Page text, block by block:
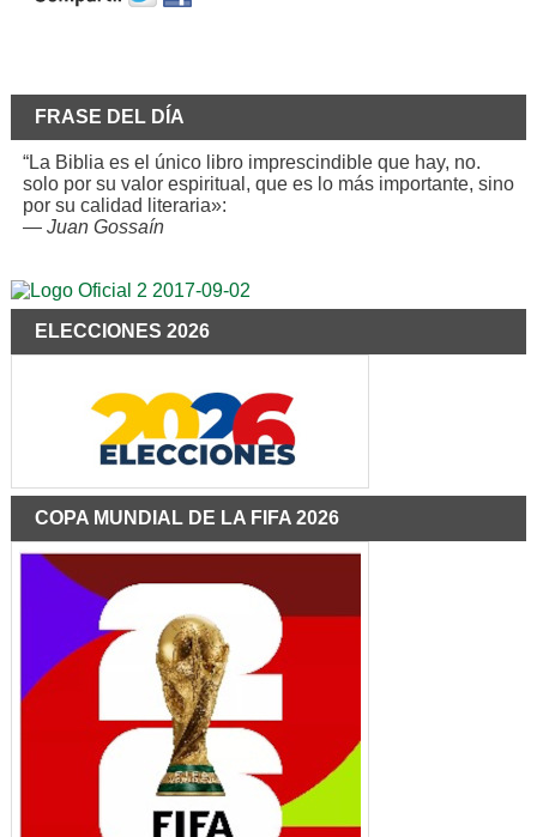
FRASE DEL DÍA
“La Biblia es el único libro imprescindible que hay, no.
solo por su valor espiritual, que es lo más importante, sino
por su calidad literaria»:
— Juan Gossaín
ELECCIONES 2026
COPA MUNDIAL DE LA FIFA 2026